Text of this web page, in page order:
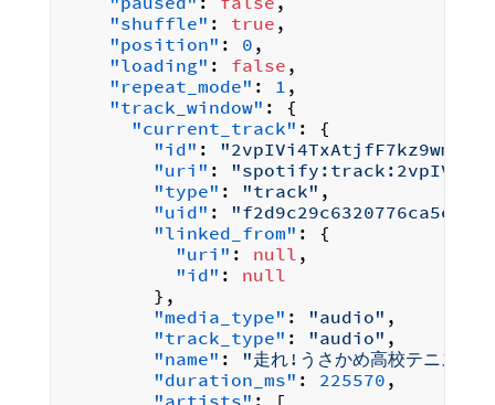
"shuffle" : true ,
"position" : 0 ,
"loading" : false ,
"repeat_mode" : 1 ,
"track_window" :
{
"current_track" :
{
"id" : "2vpIVi4TxAtjfF7kz9wmOQ"
"uri" :
"type" : "track" ,
"uid" : "f2d9c29c6320776ca5ed"
"linked_from" :
{
"uri" : null ,
"id" :
null
} ,
"media_type" : "audio" ,
"track_type" : "audio" ,
"name" :
"走れ!うさかめ高校テニス部
"duration_ms" : 225570 ,